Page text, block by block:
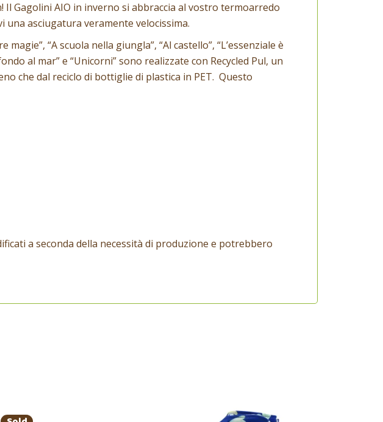
Il Gagolini AIO in inverno si abbraccia al vostro termoarredo
una asciugatura veramente velocissima.
“A scuola nella giungla”, “Al castello”, “L’essenziale è
al mar” e “Unicorni” sono realizzate con Recycled Pul, un
che dal reciclo di bottiglie di plastica in PET. Questo
a seconda della necessità di produzione e potrebbero